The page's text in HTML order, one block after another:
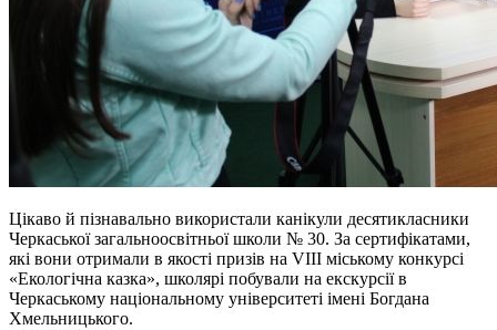
Цікаво й пізнавально використали канікули десятикласники
Черкаської загальноосвітньої школи № 30. За сертифікатами,
які вони отримали в якості призів на VІІІ міському конкурсі
«Екологічна казка», школярі побували на екскурсії в
Черкаському національному університеті імені Богдана
Хмельницького.